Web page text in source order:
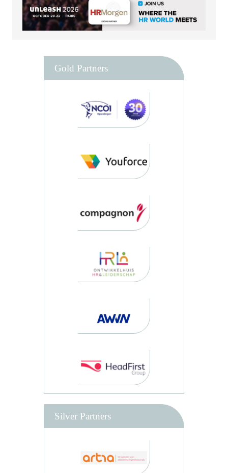
Gold Partners
Silver Partners